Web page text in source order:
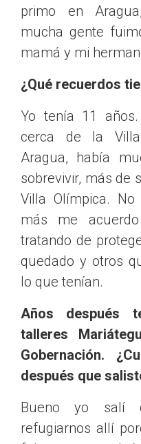
primo en
mucha gente
mamá y mi
¿Qué recuerdos
Yo tenía 11
cerca de la
Aragua, había
sobrevivir, más de
Villa Olímpica.
más me
tratando de
quedado y otros
lo que tenían.
Años después
talleres
Gobernación.
después que
Bueno yo salí
refugiarnos allí